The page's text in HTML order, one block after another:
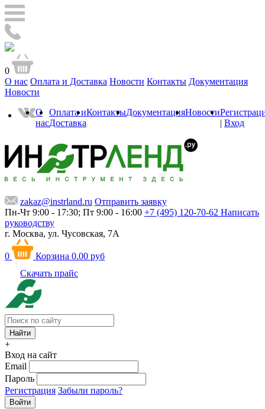
0
О нас Оплата и Доставка Новости Контакты Документация
Новости
О
нас
Оплата и
Доставка
КонтактыДокументацияНовости
| Вход
zakaz@instrland.ru Отправить заявку
Пн-Чт 9:00 - 17:30; Пт 9:00 - 16:00 +7 (495) 120-70-62 Написать
руководству
г. Москва, ул. Чусовская, 7А
0 Корзина 0.00 руб
Скачать прайс
+
Вход на сайт
Email
Пароль
Регистрация Забыли пароль?
Войти